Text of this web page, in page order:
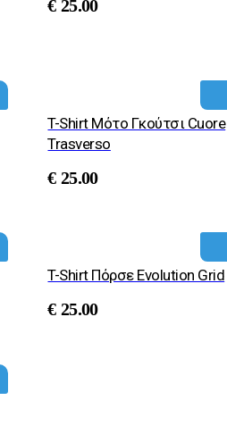
€ 25.00
T-Shirt Μότο Γκούτσι Cuore
Trasverso
€ 25.00
T-Shirt Πόρσε Evolution Grid
€ 25.00